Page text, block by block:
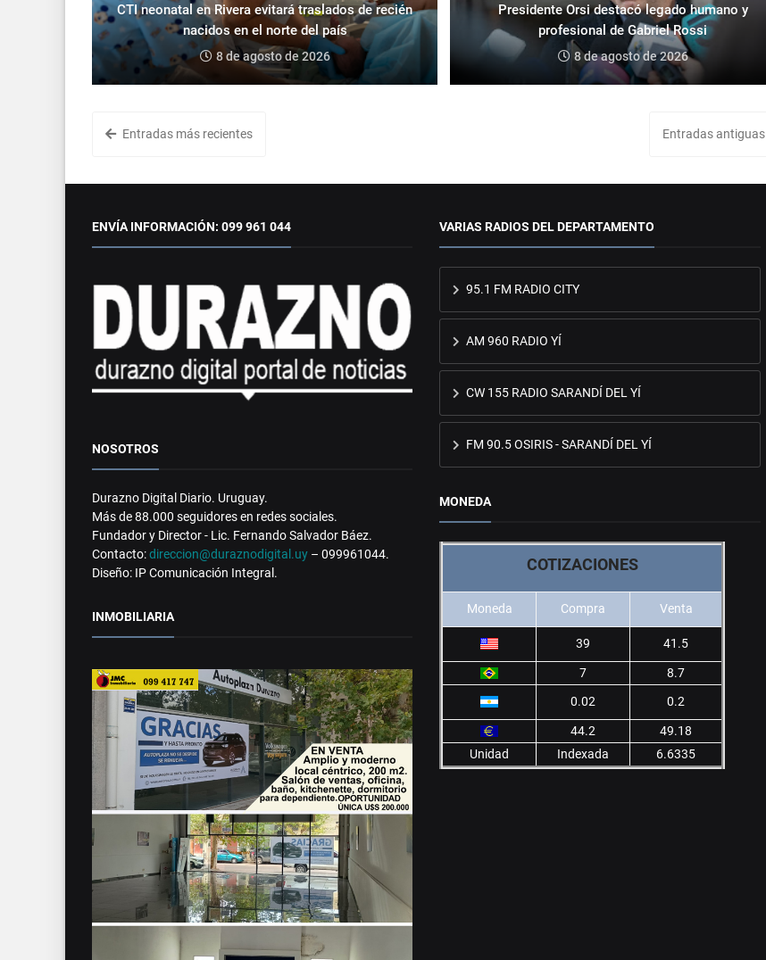
CTI neonatal en Rivera evitará traslados de recién
nacidos en el norte del país
8 de agosto de 2026
Presidente Orsi destacó legado humano y
profesional de Gabriel Rossi
8 de agosto de 2026
Entradas más recientes Entradas antiguas
ENVÍA INFORMACIÓN: 099 961 044
NOSOTROS
Durazno Digital Diario. Uruguay.
Más de 88.000 seguidores en redes sociales.
Fundador y Director - Lic. Fernando Salvador Báez.
Contacto:direccion@duraznodigital.uy – 099961044.
Diseño: IP Comunicación Integral.
INMOBILIARIA
VARIAS RADIOS DEL DEPARTAMENTO
95.1 FM RADIO CITY
AM 960 RADIO YÍ
CW 155 RADIO SARANDÍ DEL YÍ
FM 90.5 OSIRIS - SARANDÍ DEL YÍ
MONEDA
COTIZACIONES
Moneda Compra Venta
39 41.5
7
8.7
0.02
0.2
44.2
49.18
Unidad
Indexada 6.6335